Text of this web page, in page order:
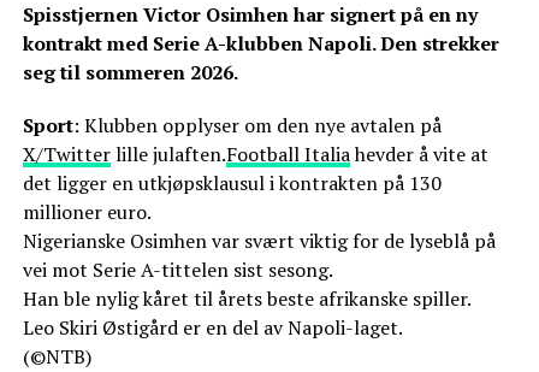
Spisstjernen Victor Osimhen har signert på en ny
kontrakt med Serie A-klubben Napoli. Den strekker
seg til sommeren 2026.
Sport: Klubben opplyser om den nye avtalen på
X/Twitterlille julaften.Football Italiahevder å vite at
det ligger en utkjøpsklausul i kontrakten på 130
millioner euro.
Nigerianske Osimhen var svært viktig for de lyseblå på
vei mot Serie A-tittelen sist sesong.
Han ble nylig kåret til årets beste afrikanske spiller.
Leo Skiri Østigård er en del av Napoli-laget.
(©NTB)